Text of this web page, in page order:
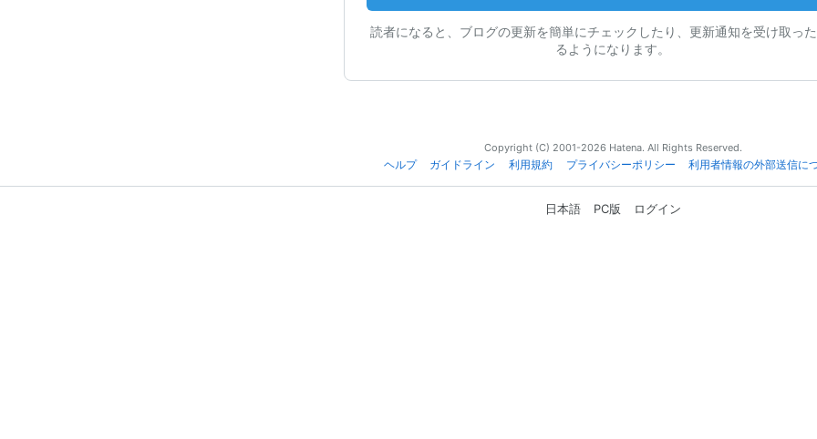
読者になると、ブログの更新を簡単にチェックしたり、更新通知を受け取っ
るようになります。
Copyright (C) 2001-2026 Hatena. All Rights Reserved.
ヘルプ
ガイドライン 利用規約 プライバシーポリシー 利用者情報の外部送信に
日本語 PC版 ログイン